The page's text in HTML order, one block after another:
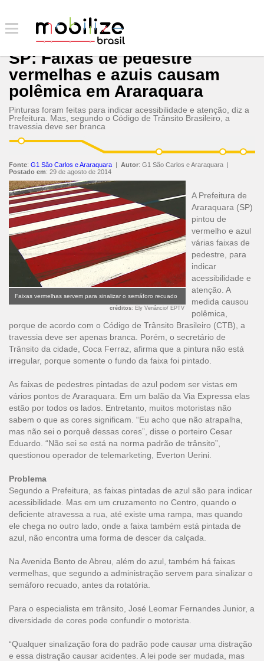
SP: Faixas de pedestre
vermelhas e azuis causam
polêmica em Araraquara
Pinturas foram feitas para indicar acessibilidade e atenção, diz a
Prefeitura. Mas, segundo o Código de Trânsito Brasileiro, a
travessia deve ser branca
Fonte: G1 São Carlos e Araraquara | Autor: G1 São Carlos e Araraquara |
Postado em: 29 de agosto de 2014
Faixas vermelhas servem para sinalizar o semáforo recuado
créditos: Ely Venâncio/ EPTV
A Prefeitura de
Araraquara (SP)
pintou de
vermelho e azul
várias faixas de
pedestre, para
indicar
acessibilidade e
atenção. A
medida causou
polêmica,
porque de acordo com o Código de Trânsito Brasileiro (CTB), a
travessia deve ser apenas branca. Porém, o secretário de
Trânsito da cidade, Coca Ferraz, afirma que a pintura não está
irregular, porque somente o fundo da faixa foi pintado.
As faixas de pedestres pintadas de azul podem ser vistas em
vários pontos de Araraquara. Em um balão da Via Expressa elas
estão por todos os lados. Entretanto, muitos motoristas não
sabem o que as cores significam. “Eu acho que não atrapalha,
mas não sei o porquê dessas cores”, disse o porteiro Cesar
Eduardo. “Não sei se está na norma padrão de trânsito”,
questionou operador de telemarketing, Everton Uerini.
Problema
Segundo a Prefeitura, as faixas pintadas de azul são para indicar
acessibilidade. Mas em um cruzamento no Centro, quando o
deficiente atravessa a rua, até existe uma rampa, mas quando
ele chega no outro lado, onde a faixa também está pintada de
azul, não encontra uma forma de descer da calçada.
Na Avenida Bento de Abreu, além do azul, também há faixas
vermelhas, que segundo a administração servem para sinalizar o
semáforo recuado, antes da rotatória.
Para o especialista em trânsito, José Leomar Fernandes Junior, a
diversidade de cores pode confundir o motorista.
“Qualquer sinalização fora do padrão pode causar uma distração
e essa distração causar acidentes. A lei pode ser mudada, mas